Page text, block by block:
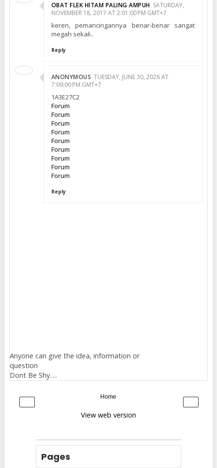
OBAT FLEK HITAM PALING AMPUH SATURDAY,
NOVEMBER 18, 2017 AT 2:01:00 PM GMT+7
keren, pemancingannya benar-benar sangat
megah sekali..
Reply
ANONYMOUS TUESDAY, JUNE 30, 2026 AT
7:09:00 PM GMT+7
1A3E27C2
Forum
Forum
Forum
Forum
Forum
Forum
Forum
Forum
Forum
Reply
Anyone can give the idea, information or
question
Dont Be Shy.....
‹ ›
Home
View web version
Pages